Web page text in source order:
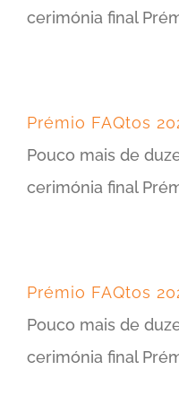
cerimónia final
Prémio FAQtos
Pouco mais de
cerimónia final
Prémio FAQtos
Pouco mais de
cerimónia final